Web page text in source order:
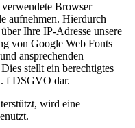
Browser
aufnehmen. Hierdurch
Ihre IP-Adresse unsere
von Google Web Fonts
ansprechenden
stellt ein berechtigtes
f DSGVO dar.
wird eine